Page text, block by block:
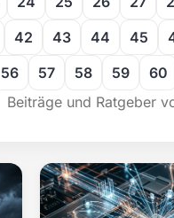
42 43 44 45
56 57 58 59 60
Beiträge und Ratgeber